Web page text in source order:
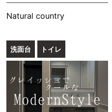
Natural country
洗面台 トイレ